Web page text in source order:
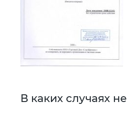
В каких случаях